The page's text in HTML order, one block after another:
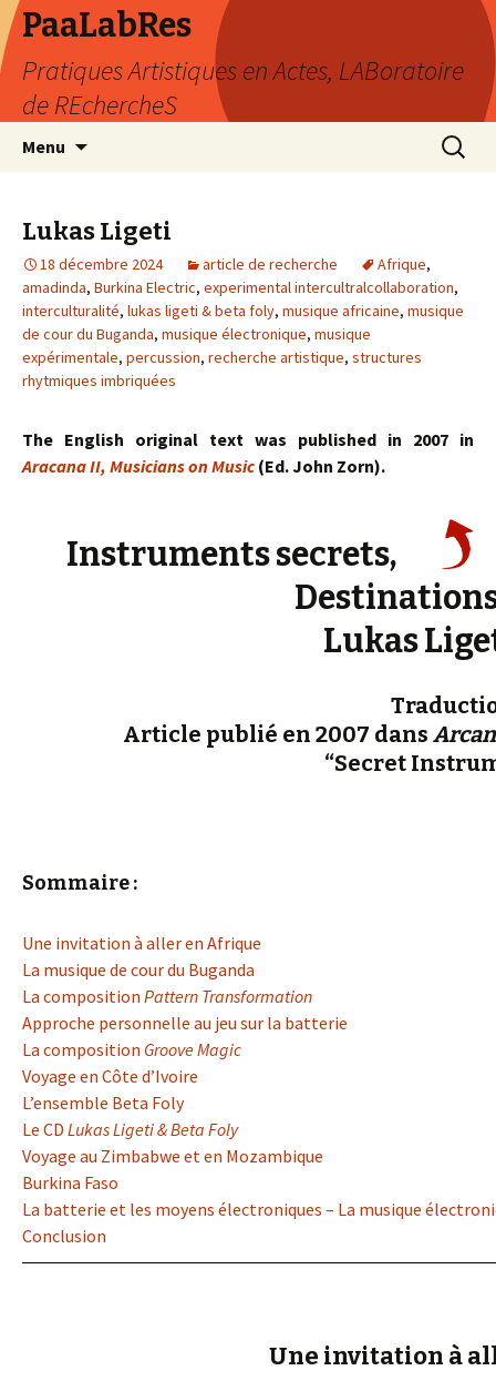
PaaLabRes
Pratiques Artistiques en Actes, LABoratoire
de REchercheS
Menu
Lukas Ligeti
18 décembre 2024 article de recherche Afrique,
amadinda, Burkina Electric, experimental intercultralcollaboration,
interculturalité, lukas ligeti & beta foly, musique africaine, musique
de cour du Buganda, musique électronique, musique
expérimentale, percussion, recherche artistique, structures
rhytmiques imbriquées
The English original text was published in 2007 in
Aracana II, Musicians on Music (Ed. John Zorn).
Instruments secrets,
Lukas
Article publié en 2007 dans
“Secret
Sommaire :
Une invitation à aller en Afrique
La musique de cour du Buganda
La composition Pattern Transformation
Approche personnelle au jeu sur la batterie
La composition Groove Magic
Voyage en Côte d’Ivoire
L’ensemble Beta Foly
Le CD Lukas Ligeti & Beta Foly
Voyage au Zimbabwe et en Mozambique
Burkina Faso
La batterie et les moyens électroniques – La musique
Conclusion
Une invitation à